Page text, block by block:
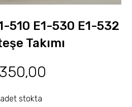
510 E1-530 E1-532
Takımı
350,00
adet stokta